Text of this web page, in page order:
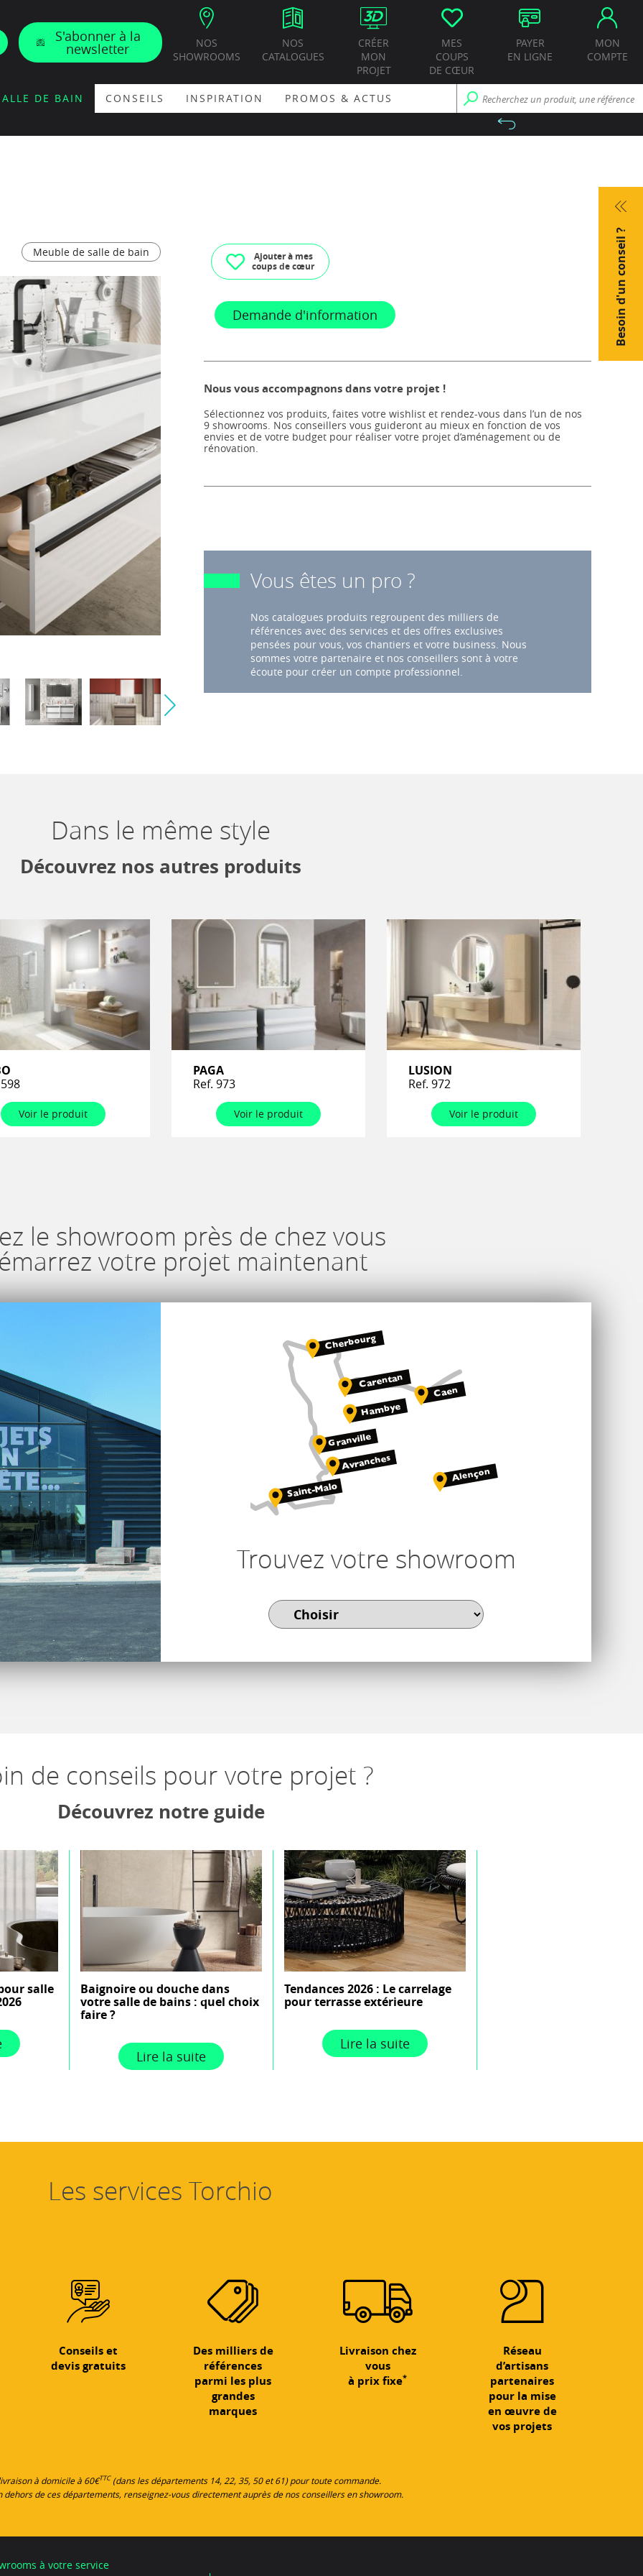
S'abonner à la
newsletter
NOS
SHOWROOMS
NOS
CATALOGUES
CRÉER
MON
PROJET
MES
COUPS
DE CŒUR
PAYER
EN LIGNE
MON
COMPTE
DE BAIN CONSEILS INSPIRATION PROMOS & ACTUS
Besoin d'un conseil ?
Meuble de salle de bain
Ajouter à mes
coups de cœur
Demande d'information
Nous vous accompagnons dans votre projet !
Sélectionnez vos produits, faites votre wishlist et rendez-vous dans l’un de nos
9 showrooms. Nos conseillers vous guideront au mieux en fonction de vos
envies et de votre budget pour réaliser votre projet d’aménagement ou de
rénovation.
Vous êtes un pro ?
Nos catalogues produits regroupent des milliers de
références avec des services et des offres exclusives
pensées pour vous, vos chantiers et votre business. Nous
sommes votre partenaire et nos conseillers sont à votre
écoute pour créer un compte professionnel.
Dans le même style
Découvrez nos autres produits
Voir le produit
PAGA
Ref. 973
Voir le produit
LUSION
Ref. 972
Voir le produit
le showroom près de chez vous
votre projet maintenant
Trouvez votre showroom
de conseils pour votre projet ?
Découvrez notre guide
salle
Baignoire ou douche dans
votre salle de bains : quel choix
faire ?
Lire la suite
Tendances 2026 : Le carrelage
pour terrasse extérieure
Lire la suite
Les services Torchio
Conseils et
devis gratuits
Des milliers de
références
parmi les plus
grandes
marques
Livraison chez
vous
à prix fixe*
Réseau
d’artisans
partenaires
pour la mise
en œuvre de
vos projets
à domicile à 60€TTC(dans les départements 14, 22, 35, 50 et 61) pour toute commande.
dehors de ces départements, renseignez-vous directement auprès de nos conseillers en showroom.
à votre service